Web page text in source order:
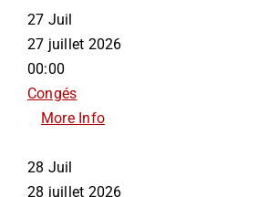
27 Juil
27 juillet 2026
00:00
Congés
More Info
28 Juil
28 juillet 2026